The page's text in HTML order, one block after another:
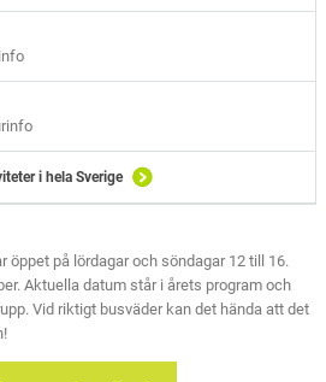
i hela Sverige
öppet på lördagar och söndagar 12 till 16.
Aktuella datum står i årets program och
Vid riktigt busväder kan det hända att det